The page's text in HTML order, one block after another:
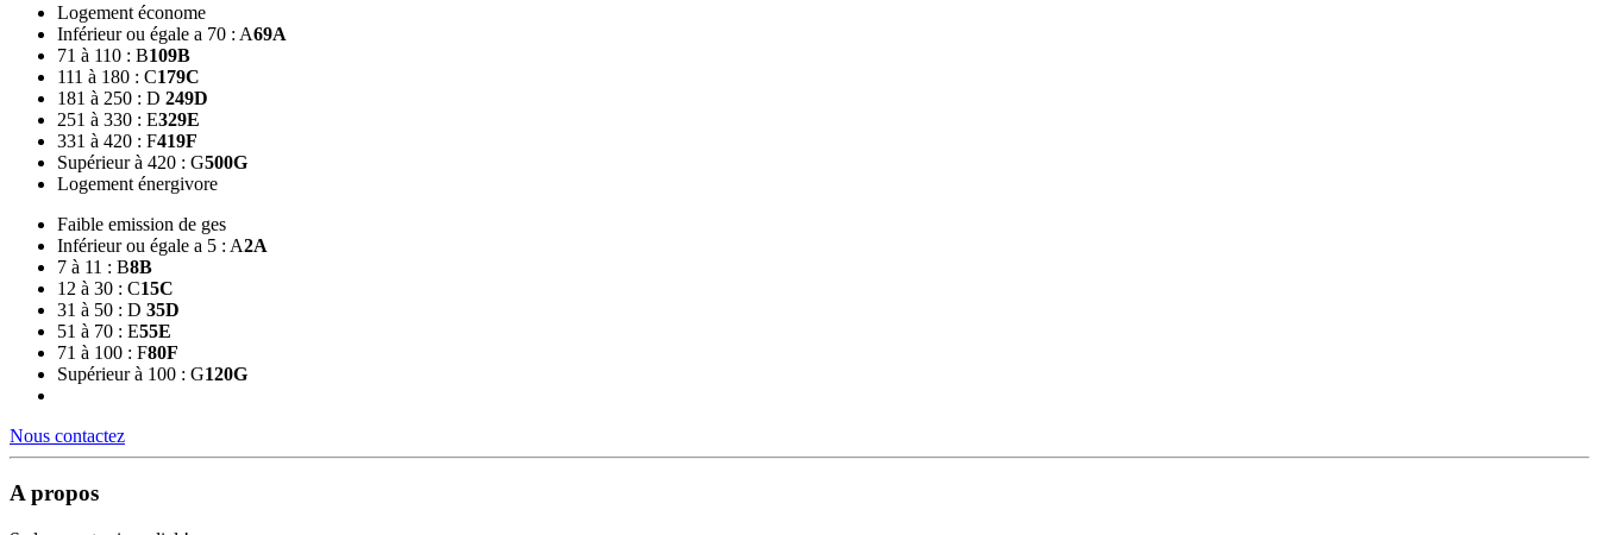
Logement économe
Inférieur ou égale a 70 : A69A
71 à 110 : B109B
111 à 180 : C179C
181 à 250 : D 249D
251 à 330 : E329E
331 à 420 : F419F
Supérieur à 420 : G500G
Logement énergivore
Faible emission de ges
Inférieur ou égale a 5 : A2A
7 à 11 : B8B
12 à 30 : C15C
31 à 50 : D 35D
51 à 70 : E55E
71 à 100 : F80F
Supérieur à 100 : G120G
Nous contactez
A propos